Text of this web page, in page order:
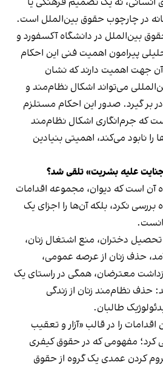
در چارچوب حقوق بین‌الملل است.
بین‌الملل در دانشگاه آکسفورد و
پیرامون اهمیت فنی این احکام
جهت اهمیت دارند که نشان
می‌تواند اشکال نظام‌مند و
بر گیرد. صدور این احکام مستلزم
که جرم‌انگاری اشکال نظام‌مند
نابود می‌کند، اهمیتی بنیادین
علیه بشریت» تلقی شد؟
آن است که دیوان، مجموعه اقدامات
بررسی نکرد، بلکه آن‌ها را اجزای یک
دختران، منع اشتغال زنان،
حذف زنان از عرصه عمومی،
معترضان، همگی در راستای یک
نظام‌مند زنان از زندگی
طالبان.
را در قالب «آزار و تعقیب
کرد؛ مفهومی که در حقوق کیفری
کردن عمدی یک گروه از حقوق